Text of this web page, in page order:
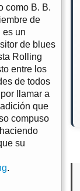
como B. B.
de
es un
de blues
Rolling
entre los
de todos
llamar a
que
compuso
su
.